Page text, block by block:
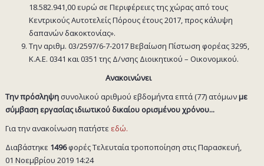
18.582.941,00 ευρώ σε Περιφέρειες της χώρας από τους
Κεντρικούς Αυτοτελείς Πόρους έτους 2017, προς κάλυψη
δαπανών δακοκτονίας».
Την αριθμ. 03/2597/6-7-2017 Βεβαίωση Πίστωση φορέας 3295,
Κ.Α.Ε. 0341 και 0351 της Δ/νσης Διοικητικού – Οικονομικού.
Ανακοινώνει
Την πρόσληψησυνολικού αριθμού εβδομήντα επτά (77) ατόμωνμε
σύμβαση εργασίας ιδιωτικού δικαίου ορισμένου χρόνου...
Για την ανακοίνωση πατήστε εδώ.
Διαβάστηκε 1496φορέςΤελευταία τροποποίηση στις Παρασκευή,
01 Νοεμβρίου 2019 14:24